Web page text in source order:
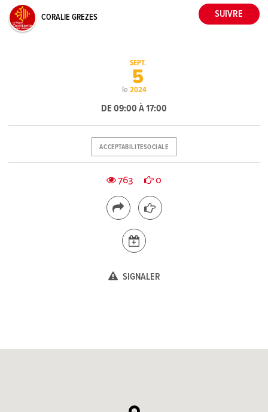
CORALIE GREZES
le
SEPT.
5
2024
DE 09:00 À 17:00
ACCEPTABILITESOCIALE
763 0
SIGNALER